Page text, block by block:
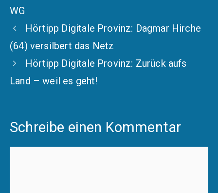
WG
Hörtipp Digitale Provinz: Dagmar Hirche
(64) versilbert das Netz
Hörtipp Digitale Provinz: Zurück aufs
Land – weil es geht!
Schreibe einen Kommentar